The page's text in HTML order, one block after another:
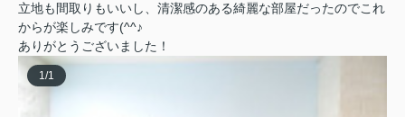
立地も間取りもいいし、清潔感のある綺麗な部屋だったのでこれ
からが楽しみです(^^♪
ありがとうございました！
1/1